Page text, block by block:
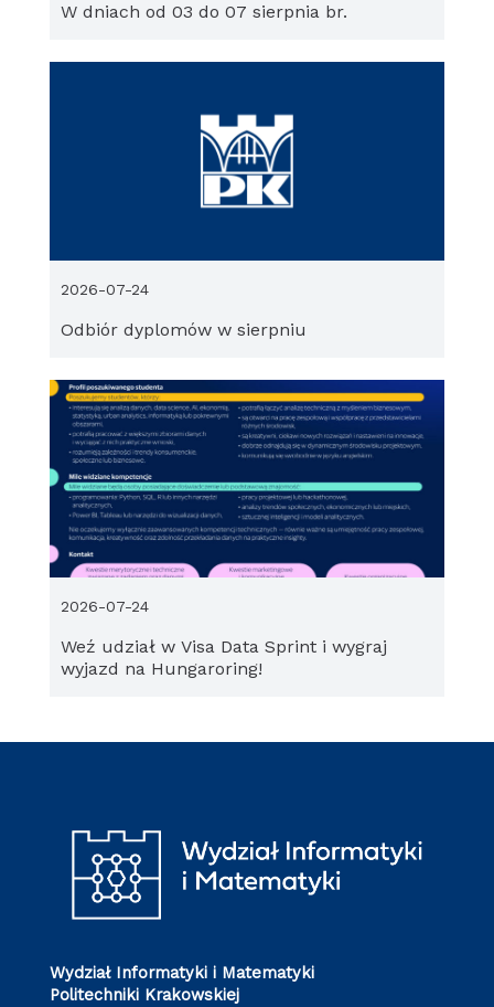
W dniach od 03 do 07 sierpnia br.
Odbiór dyplomów w sierpniu
2026-07-24
Weź udział w Visa Data Sprint i wygraj
wyjazd na Hungaroring!
2026-07-24
Wydział Informatyki i Matematyki
Politechniki Krakowskiej